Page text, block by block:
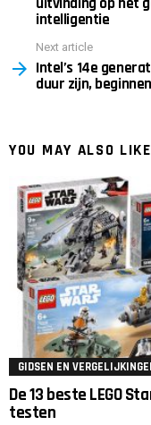
intelligentie
Next article
Intel’s 14e
duur zijn,
YOU MAY ALSO LIKE
GIDSEN EN
De 13 beste LEGO
testen